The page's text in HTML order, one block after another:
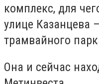
комплекс, для
улице Казанцева
трамвайного
Она и сейчас